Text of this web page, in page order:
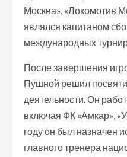
Москва», «Локомотив
являлся капитаном
международных
После завершения
Пушной решил
деятельности. Он
включая ФК «Амкар»,
году он был назначен
главного тренера